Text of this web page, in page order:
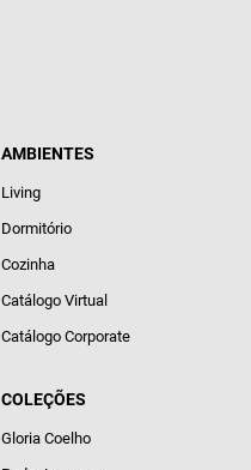
AMBIENTES
Living
Dormitório
Cozinha
Catálogo Virtual
Catálogo Corporate
COLEÇÕES
Gloria Coelho